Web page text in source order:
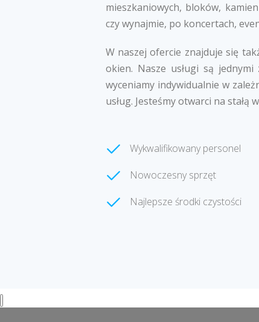
mieszkaniowych, bloków,
czy wynajmie, po koncertach,
W naszej ofercie znajduje się
okien. Nasze usługi są
wyceniamy indywidualnie w
usług. Jesteśmy otwarci na stałą
Wykwalifikowany personel
Nowoczesny sprzęt
Najlepsze środki czystości